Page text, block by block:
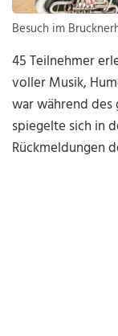
Besuch im
45 Teilnehmer
voller Musik,
war während des
spiegelte sich in
Rückmeldungen